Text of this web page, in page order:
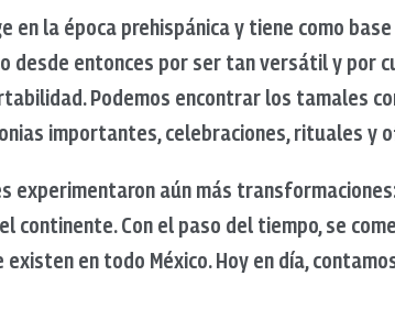
en la época prehispánica y tiene como
desde entonces por ser tan versátil y por
Podemos encontrar los tamales
importantes, celebraciones, rituales y
experimentaron aún más
continente. Con el paso del tiempo, se
en todo México. Hoy en día,